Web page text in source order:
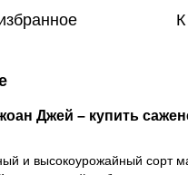
Джей – купить
и высокоурожайный сорт